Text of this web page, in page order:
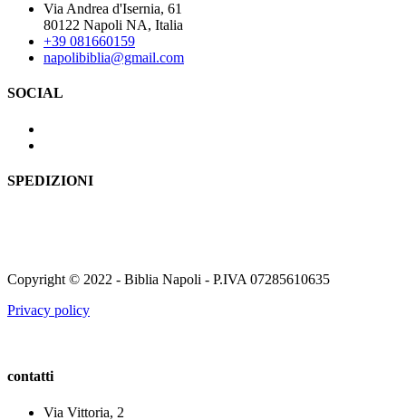
Via Andrea d'Isernia, 61
80122 Napoli NA, Italia
+39 081660159
napolibiblia@gmail.com
SOCIAL
SPEDIZIONI
Copyright © 2022 - Biblia Napoli - P.IVA 07285610635
Privacy policy
contatti
Via Vittoria, 2